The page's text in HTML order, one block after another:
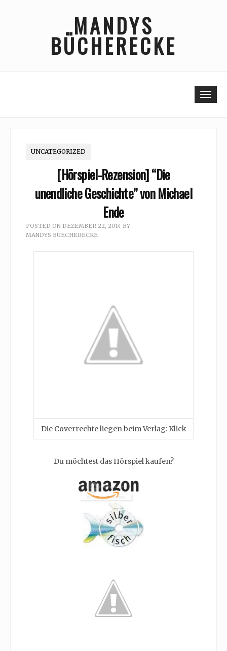
MANDYS
BÜCHERECKE
UNCATEGORIZED
[Hörspiel-Rezension] “Die
unendliche Geschichte” von Michael
Ende
POSTED ON DEZEMBER 22, 2014 BY
MANDYS BUECHERECKE
Die Coverrechte liegen beim Verlag: Klick
Du möchtest das Hörspiel kaufen?